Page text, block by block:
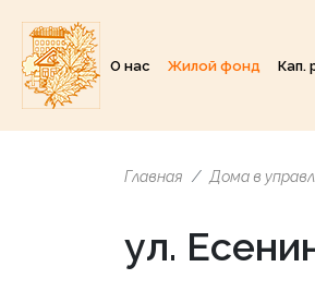
О нас Жилой фонд Кап.
Главная Дома в
ул.